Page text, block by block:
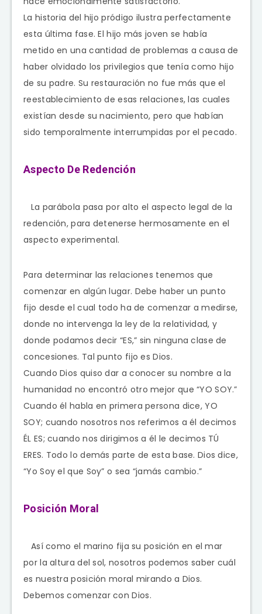
La historia del hijo pródigo ilustra perfectamente
esta última fase. El hijo más joven se había
metido en una cantidad de problemas a causa de
haber olvidado los privilegios que tenía como hijo
de su padre. Su restauración no fue más que el
reestablecimiento de esas relaciones, las cuales
existían desde su nacimiento, pero que habían
sido temporalmente interrumpidas por el pecado.
Aspecto De Redención
La parábola pasa por alto el aspecto legal de la
redención, para detenerse hermosamente en el
aspecto experimental.
Para determinar las relaciones tenemos que
comenzar en algún lugar. Debe haber un punto
fijo desde el cual todo ha de comenzar a medirse,
donde no intervenga la ley de la relatividad, y
donde podamos decir “ES,” sin ninguna clase de
concesiones. Tal punto fijo es Dios.
Cuando Dios quiso dar a conocer su nombre a la
humanidad no encontró otro mejor que “YO SOY.”
Cuando él habla en primera persona dice, YO
SOY; cuando nosotros nos referimos a él decimos
ÉL ES; cuando nos dirigimos a él le decimos TÚ
ERES. Todo lo demás parte de esta base. Dios dice,
“Yo Soy el que Soy” o sea “jamás cambio.”
Posición Moral
Así como el marino fija su posición en el mar
por la altura del sol, nosotros podemos saber cuál
es nuestra posición moral mirando a Dios.
Debemos comenzar con Dios.